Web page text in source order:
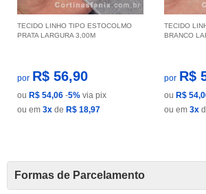
TECIDO LINHO TIPO ESTOCOLMO
PRATA LARGURA 3,00M
por R$ 56,90
ou R$ 54,06 -5% via pix
ou em 3x de R$ 18,97
TECIDO
BRANCO
por R$
ou R$
ou em 3x
Formas de Parcelamento